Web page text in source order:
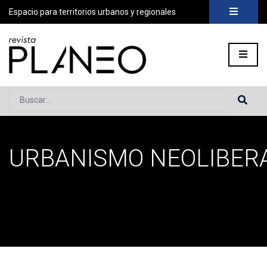
Espacio para territorios urbanos y regionales
Buscar...
Portada »Urbanismo Neoliberal
URBANISMO